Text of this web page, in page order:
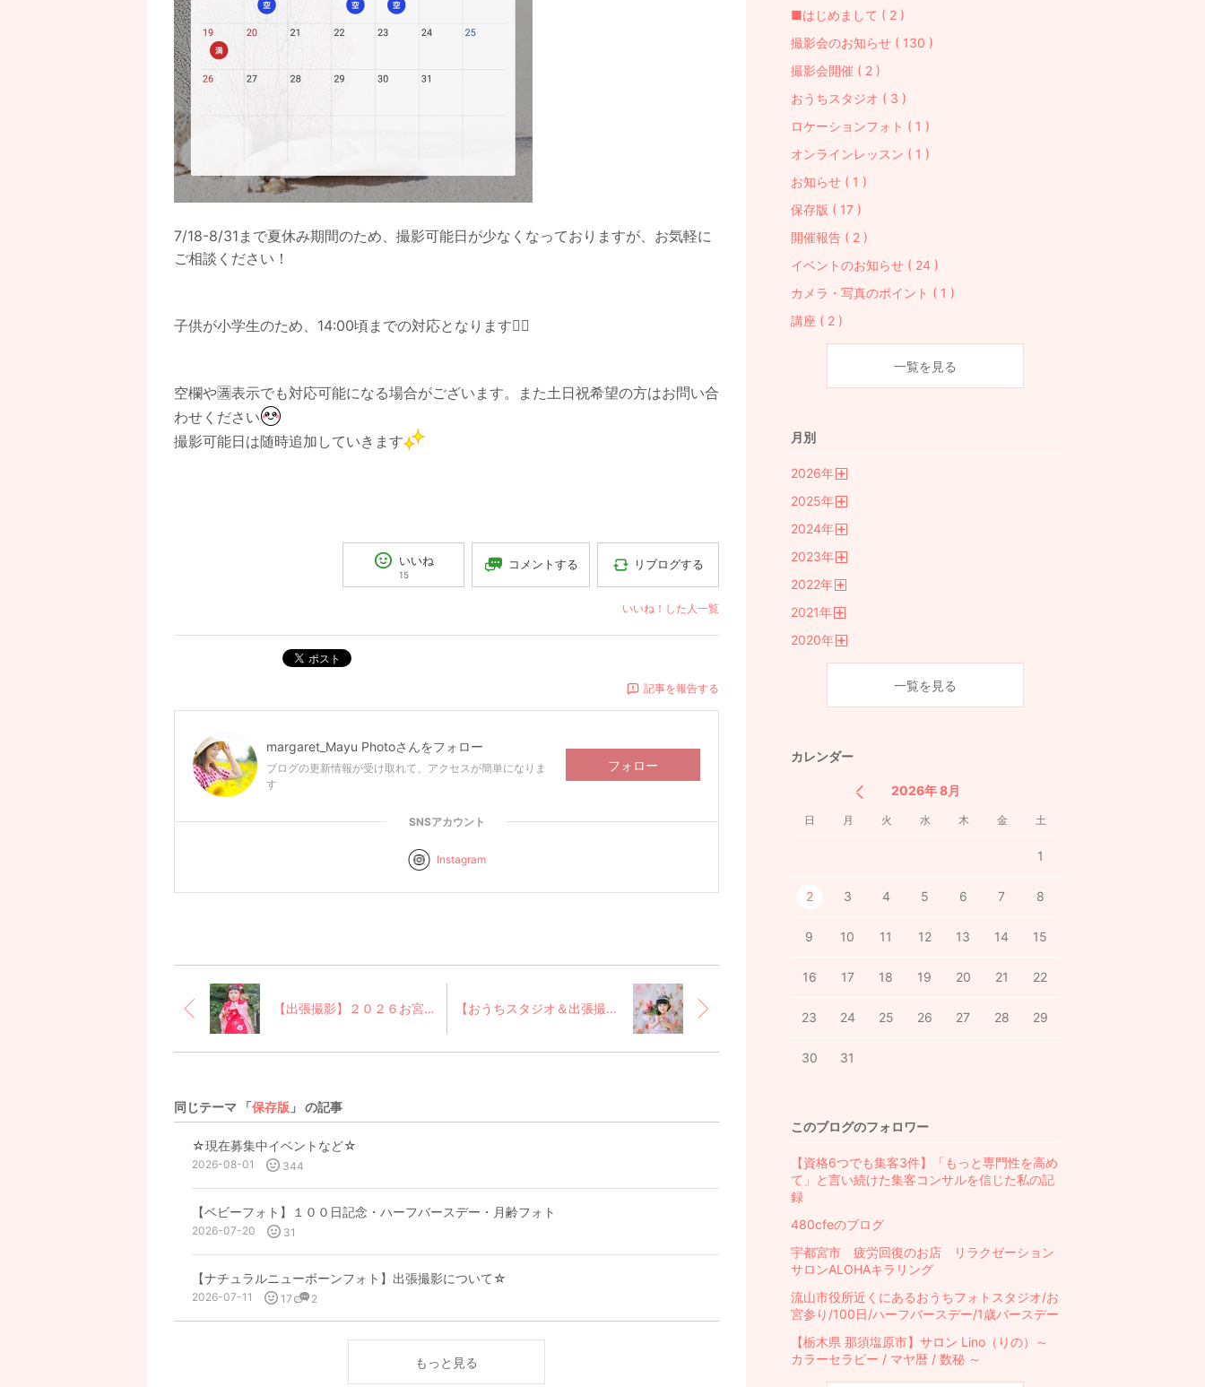
7/18-8/31まで夏休み期間のため、撮影可能日が少なくなっておりますが、お気軽に
ご相談ください！
子供が小学生のため、14:00頃までの対応となります🙇‍♂️
空欄や🈵表示でも対応可能になる場合がございます。また土日祝希望の方はお問い合
わせください
撮影可能日は随時追加していきます
いいね
15
コメントする リブログする
いいね！した人一覧
ポスト
記事を報告する
margaret_Mayu Photoさんをフォロー
ブログの更新情報が受け取れて、アクセスが簡単になりま
す
フォロー
SNSアカウント
Instagram
【出張撮影】２０２６お宮参り・七五三 【おうちスタジオ＆出張撮影】バースデーフォトプランのご案内
同じテーマ 「保存版 」 の記事
☆現在募集中イベントなど☆
2026-08-01 344
【ベビーフォト】１００日記念・ハーフバースデー・月齢フォト
2026-07-20 31
【ナチュラルニューボーンフォト】出張撮影について☆
2026-07-11 17 2
もっと見る
■はじめまして ( 2 )
撮影会のお知らせ ( 130 )
撮影会開催 ( 2 )
おうちスタジオ ( 3 )
ロケーションフォト ( 1 )
オンラインレッスン ( 1 )
お知らせ ( 1 )
保存版 ( 17 )
開催報告 ( 2 )
イベントのお知らせ ( 24 )
カメラ・写真のポイント ( 1 )
講座 ( 2 )
一覧を見る
月別
2026年
2025年
2024年
2023年
2022年
2021年
2020年
一覧を見る
カレンダー
2026年 8月
日 月 火 水 木 金 土
1
2 3 4 5 6 7 8
9 10 11 12 13 14 15
16 17 18 19 20 21 22
23 24 25 26 27 28 29
30 31
このブログのフォロワー
【資格6つでも集客3件】「もっと専門性を高め
て」と言い続けた集客コンサルを信じた私の記
録
480cfeのブログ
宇都宮市 疲労回復のお店 リラクゼーション
サロンALOHAキラリング
流山市役所近くにあるおうちフォトスタジオ/お
宮参り/100日/ハーフバースデー/1歳バースデー
【栃木県 那須塩原市】サロン Lino（りの）～
カラーセラピー / マヤ暦 / 数秘 ～